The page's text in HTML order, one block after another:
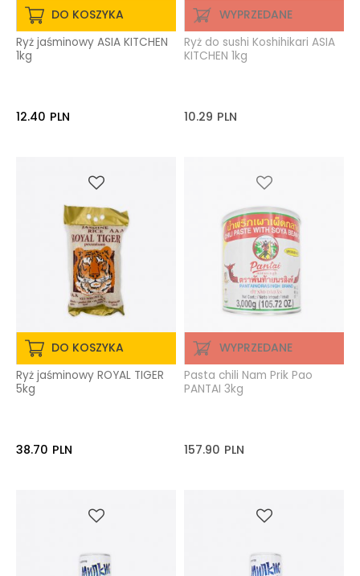
DO KOSZYKA
Ryż jaśminowy ASIA KITCHEN
1kg
12.40 PLN
WYPRZEDANE
Ryż do sushi Koshihikari ASIA
KITCHEN 1kg
10.29 PLN
DO KOSZYKA
Ryż jaśminowy ROYAL TIGER
5kg
38.70 PLN
WYPRZEDANE
Pasta chili Nam Prik Pao
PANTAI 3kg
157.90 PLN